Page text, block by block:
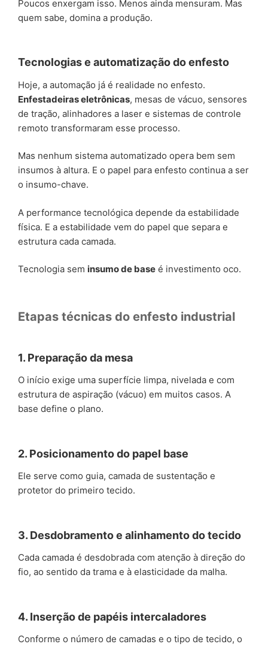
Poucos enxergam isso. Menos ainda mensuram. Mas
quem sabe, domina a produção.
Tecnologias e automatização do enfesto
Hoje, a automação já é realidade no enfesto.
Enfestadeiras eletrônicas, mesas de vácuo, sensores
de tração, alinhadores a laser e sistemas de controle
remoto transformaram esse processo.
Mas nenhum sistema automatizado opera bem sem
insumos à altura. E o papel para enfesto continua a ser
o insumo-chave.
A performance tecnológica depende da estabilidade
física. E a estabilidade vem do papel que separa e
estrutura cada camada.
Tecnologia sem insumo de base é investimento oco.
Etapas técnicas do enfesto industrial
1. Preparação da mesa
O início exige uma superfície limpa, nivelada e com
estrutura de aspiração (vácuo) em muitos casos. A
base define o plano.
2. Posicionamento do papel base
Ele serve como guia, camada de sustentação e
protetor do primeiro tecido.
3. Desdobramento e alinhamento do tecido
Cada camada é desdobrada com atenção à direção do
fio, ao sentido da trama e à elasticidade da malha.
4. Inserção de papéis intercaladores
Conforme o número de camadas e o tipo de tecido, o